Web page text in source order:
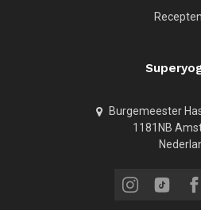
Recepten
Burgemeester
1181NB